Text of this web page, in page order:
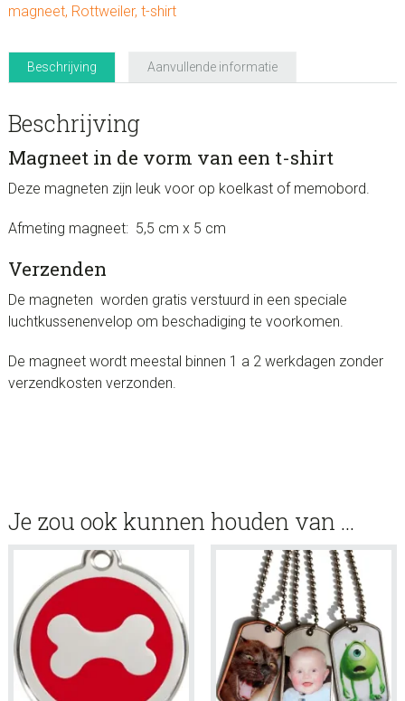
magneet, Rottweiler, t-shirt
Beschrijving Aanvullende informatie
Beschrijving
Magneet in de vorm van een t-shirt
Deze magneten zijn leuk voor op koelkast of memobord.
Afmeting magneet: 5,5 cm x 5 cm
Verzenden
De magneten worden gratis verstuurd in een speciale
luchtkussenenvelop om beschadiging te voorkomen.
De magneet wordt meestal binnen 1 a 2 werkdagen zonder
verzendkosten verzonden.
Je zou ook kunnen houden van …